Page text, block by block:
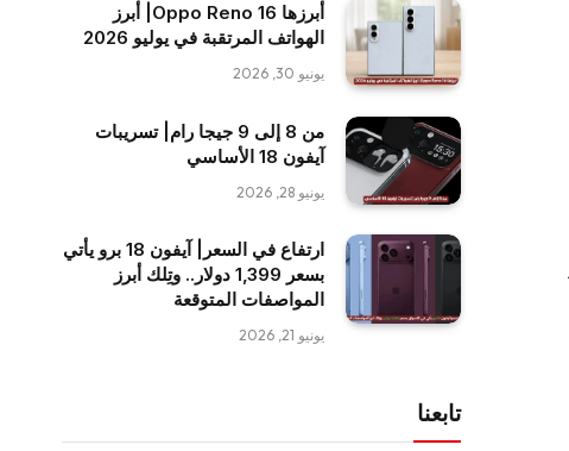
أبرزها Oppo Reno 16| أبرز
الهواتف المرتقبة في يوليو 2026
يونيو 30, 2026
من 8 إلى 9 جيجا رام| تسريبات
آيفون 18 الأساسي
يونيو 28, 2026
ارتفاع في السعر| آيفون 18 برو يأتي
بسعر 1,399 دولار.. وتِلك أبرز
المواصفات المتوقعة
يونيو 21, 2026
تابعنا